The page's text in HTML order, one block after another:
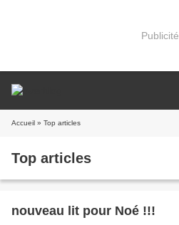
Publicité
Accueil » Top articles
Top articles
nouveau lit pour Noé !!!